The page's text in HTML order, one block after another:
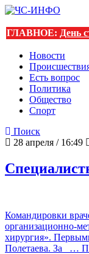
ГЛАВНОЕ: День
Новости
Есть вопрос
Политика
Общество
Спорт
Поиск
28 апреля / 16:49
Командировки
организационно-
хирургия».
Полетаева. За
…